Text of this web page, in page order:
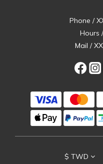
Phone /
Hours
Mail /
$ TWD